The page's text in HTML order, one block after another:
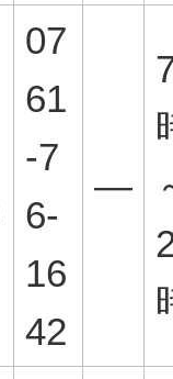
07
61
-7
6-
16
42
―